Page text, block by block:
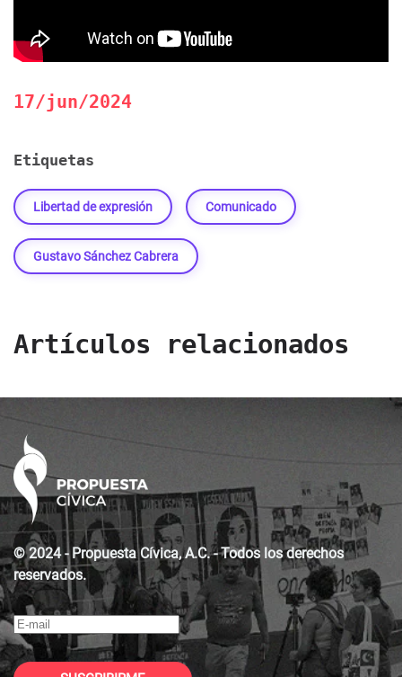
17/jun/2024
Etiquetas
Libertad de expresión Comunicado
Gustavo Sánchez Cabrera
Artículos relacionados
© 2024 - Propuesta Cívica, A.C. - Todos los derechos
reservados.